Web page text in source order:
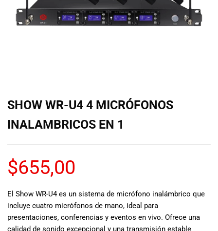
marcas del
mercado,
altavoces.
También
contamos con
una selección
para satisfacer
todas las
necesidades
musicales.
SHOW WR-U4 4 MICRÓFONOS
INALAMBRICOS EN 1
$655,00
El Show WR-U4 es un sistema de micrófono inalámbrico que
incluye cuatro micrófonos de mano, ideal para
presentaciones, conferencias y eventos en vivo. Ofrece una
calidad de sonido excepcional y una transmisión estable